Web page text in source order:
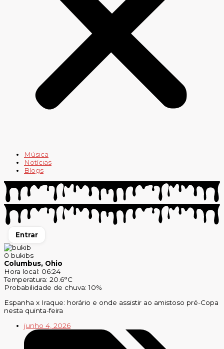
Música
Notícias
Blogs
Entrar
0 bukibs
Columbus, Ohio
Hora local: 06:24
Temperatura: 20.6°C
Probabilidade de chuva: 10%
Espanha x Iraque: horário e onde assistir ao amistoso pré-Copa
nesta quinta-feira
junho 4, 2026